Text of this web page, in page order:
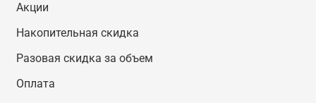
Акции
Накопительная скидка
Разовая скидка за объем
Оплата